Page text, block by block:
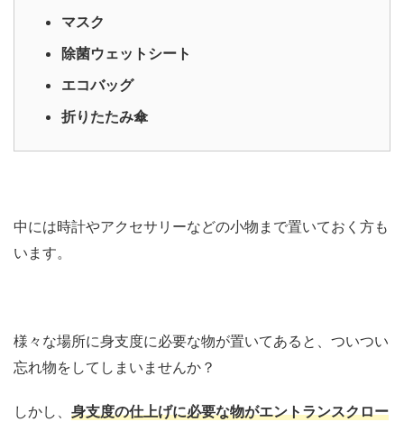
マスク
除菌ウェットシート
エコバッグ
折りたたみ傘
中には時計やアクセサリーなどの小物まで置いておく方も
います。
様々な場所に身支度に必要な物が置いてあると、ついつい
忘れ物をしてしまいませんか？
しかし、 身支度の仕上げに必要な物がエントランスクロー